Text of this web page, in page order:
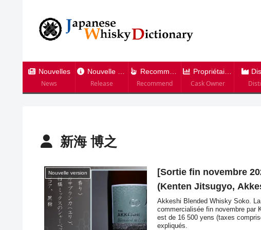
Nouvelles
News
Nouvelle version
Release
Recommandation
Recommend
Propriétaire de tonneau
Cask Owner
新海 博之
Nouvelle version
[Sortie fin novembre
(Kenten Jitsugyo,
Akkeshi Blended Whisky Soko.
commercialisée fin novembre par
est de 16 500 yens (taxes
expliqués.